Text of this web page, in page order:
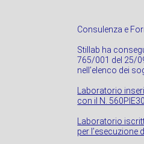
Consulenza e
Stillab ha
765/001 del 25/
nell’elenco dei
Laboratorio
con il N. 560PIE30
Laboratorio
per l’esecuzione